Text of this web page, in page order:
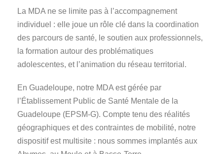
La MDA ne se limite pas à l’accompagnement
individuel : elle joue un rôle clé dans la coordination
des parcours de santé, le soutien aux professionnels,
la formation autour des problématiques
adolescentes, et l’animation du réseau territorial.
En Guadeloupe, notre MDA est gérée par
l’Établissement Public de Santé Mentale de la
Guadeloupe (EPSM-G). Compte tenu des réalités
géographiques et des contraintes de mobilité, notre
dispositif est multisite : nous sommes implantés aux